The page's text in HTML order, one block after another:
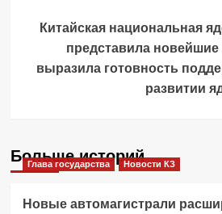
Китайская национальная
представила
выразила готовность
развитии
Больше историй
Глава государства Новости КЗ
Новые автомагистрали